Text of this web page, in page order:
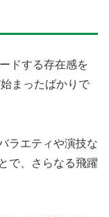
ドする存在感を
まったばかりで
ラエティや演技な
で、さらなる飛躍